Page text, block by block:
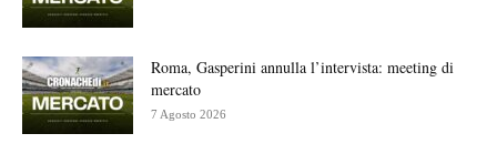
Roma, Gasperini annulla l’intervista: meeting di
mercato
7 Agosto 2026